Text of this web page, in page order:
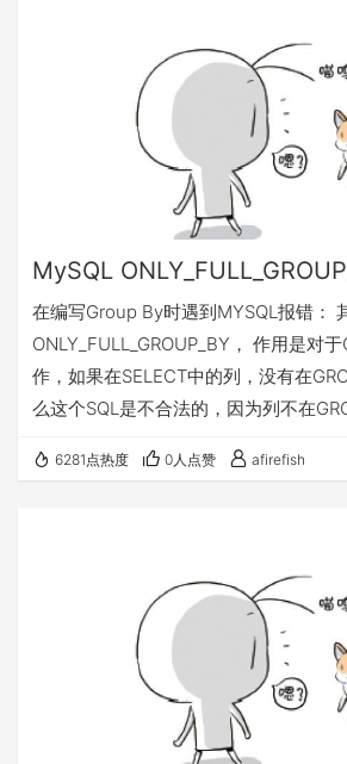
MySQL
在编写Group By时遇到MYSQL报错：
ONLY_FULL_GROUP_BY， 作用是对
作，如果在SELECT中的列，没有在
么这个SQL是不合法的，因为列不在
候，就要用
6281点热度 0人点赞 afirefish